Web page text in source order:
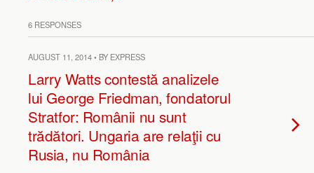
6 RESPONSES
AUGUST 11, 2014 • BY EXPRESS
Larry Watts contestă analizele
lui George Friedman, fondatorul
Stratfor: Românii nu sunt
trădători. Ungaria are relaţii cu
Rusia, nu România